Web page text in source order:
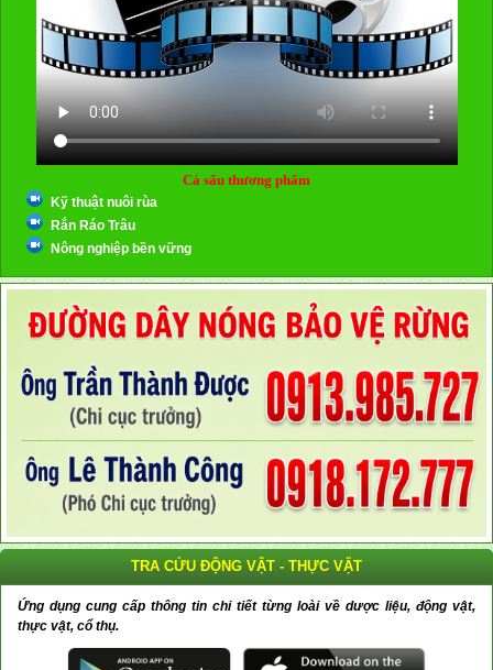
Cá sấu thương phẩm
Kỹ thuật nuôi rùa
Rắn Ráo Trâu
Nông nghiệp bền vững
TRA CỨU ĐỘNG VẬT - THỰC VẬT
Ứng dụng cung cấp thông tin chi tiết từng loài về dược liệu, động vật,
thực vật, cổ thụ.